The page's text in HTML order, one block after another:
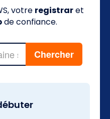
votre registraret
de confiance.